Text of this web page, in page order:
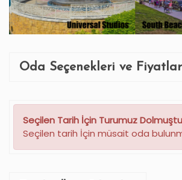
Oda Seçenekleri ve Fiyatlar
Seçilen Tarih İçin Turumuz
Seçilen tarih İçin müsait oda